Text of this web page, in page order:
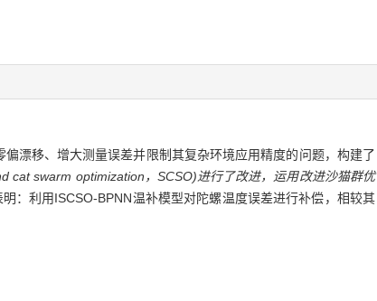
漂移、增大测量误差并限制其复杂环境应用精度的问题，构建了
cat swarm optimization，SCSO)进行了改进，运用改进沙猫群优
明：利用ISCSO-BPNN温补模型对陀螺温度误差进行补偿，相较其